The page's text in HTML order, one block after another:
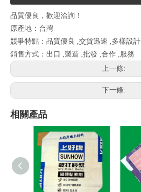
品質優良，歡迎洽詢！
原產地：台灣
競爭特點：品質優良 ,交貨迅速 ,多樣設計
銷售方式：出口 ,製造 ,批發 ,合作 ,服務
上一條:
下一條:
相關產品